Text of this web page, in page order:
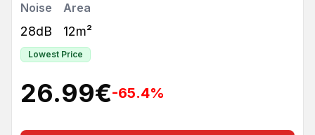
Noise
28dB
Area
12m²
Lowest Price
26.99€-65.4%